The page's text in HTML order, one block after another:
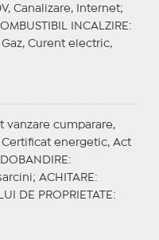
Canalizare, Internet;
INCALZIRE :
Gaz, Curent electric,
vanzare cumparare,
Certificat energetic, Act
DOBANDIRE :
ACHITARE :
DE PROPRIETATE :